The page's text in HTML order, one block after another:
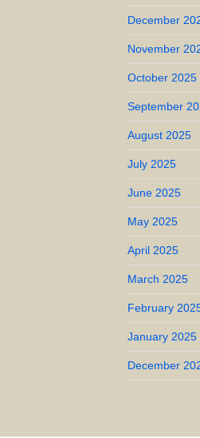
December
November
October 2025
September
August 2025
July 2025
June 2025
May 2025
April 2025
March 2025
February
January 2025
December